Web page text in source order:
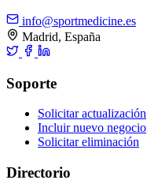
info@sportmedicine.es
Madrid, España
Soporte
Solicitar actualización
Incluir nuevo negocio
Solicitar eliminación
Directorio